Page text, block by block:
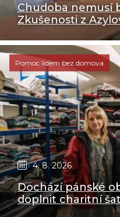
Chudoba nemusí
Zkušenosti z
Pomoc lidem bez domova
4. 8. 2026
Dochází pánské
doplnit charitní